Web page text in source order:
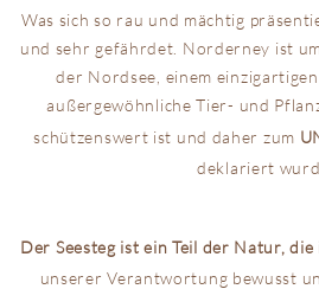
Was sich so rau und mächtig
und sehr gefährdet. Norderney ist
der Nordsee, einem
außergewöhnliche Tier- und
schützenswert ist und daher zum
deklariert
Der Seesteg ist ein Teil der Natur, die
unserer Verantwortung bewusst